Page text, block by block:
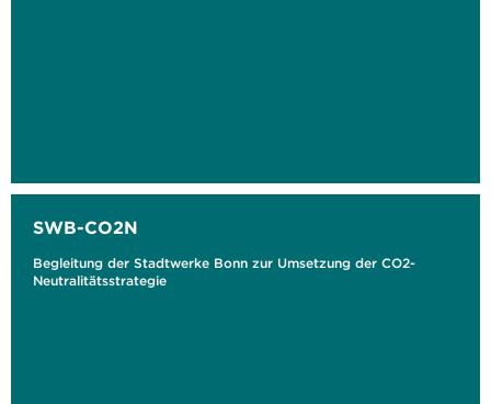
SWB-CO2N
Begleitung der Stadtwerke Bonn zur Umsetzung der CO2-
Neutralitätsstrategie